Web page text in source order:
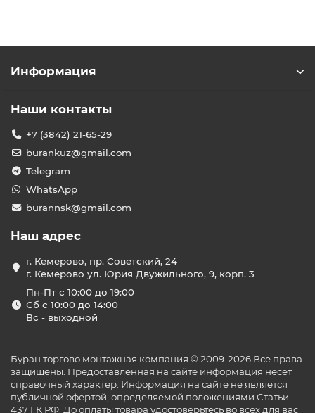
Информация
Наши контакты
+7 (3842) 21-65-29
burankuz@gmail.com
Telegram
WhatsApp
burannsk@gmail.com
Наш адрес
г. Кемерово, пр. Советский, 24
г. Кемерово ул. Юрия Двужильного, 9, корп. 3
Пн-Пт с 10:00 до 19:00
Сб с 10:00 до 14:00
Вс - выходной
Буран торгово монтажная компания © 2009-2026 Все права
защищены. Предоставленная на сайте информация несёт
справочный характер. Информация на сайте не является
публичной офертой, определяемой положениями Статьи
437 ГК РФ. До оплаты товара удостоверьтесь во всех для вас